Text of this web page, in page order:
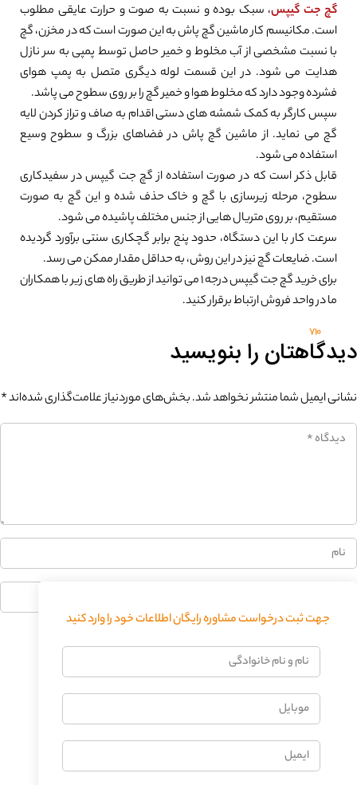
گچ جت گیپس، سبک بوده و نسبت به صوت و حرارت عایقی مطلوب
است. مکانیسم کار ماشین گچ پاش به این صورت است که در مخزن، گچ
با نسبت مشخصی از آب مخلوط و خمیر حاصل توسط پمپی به سر نازل
هدایت می شود. در این قسمت لوله دیگری متصل به پمپ هوای
فشرده وجود دارد که مخلوط هوا و خمیر گچ را بر روی سطوح می پاشد.
سپس کارگر به کمک شمشه های دستی اقدام به صاف و تراز کردن لایه
گچ می نماید. از ماشین گچ پاش در فضاهای بزرگ و سطوح وسیع
استفاده می شود.
قابل ذکر است که در صورت استفاده از گچ جت گیپس در سفیدکاری
سطوح، مرحله زیرسازی با گچ و خاک حذف شده و این گچ به صورت
مستقیم، بر روی متریال هایی از جنس مختلف پاشیده می شود.
سرعت کار با این دستگاه، حدود پنج برابر گچکاری سنتی برآورد گردیده
است. ضایعات گچ نیز در این روش، به حداقل مقدار ممکن می رسد.
برای خرید گچ جت گیپس درجه 1 می توانید از طریق راه های زیر با همکاران
ما در واحد فروش ارتباط برقرار کنید.
710
دیدگاهتان را بنویسید
نشانی ایمیل شما منتشر نخواهد شد.بخش‌های موردنیاز علامت‌گذاری شده‌اند*
جهت ثبت درخواست مشاوره رایگان اطلاعات خود را وارد کنید
نام
و
خانوادگی
موبایل
ایمیل